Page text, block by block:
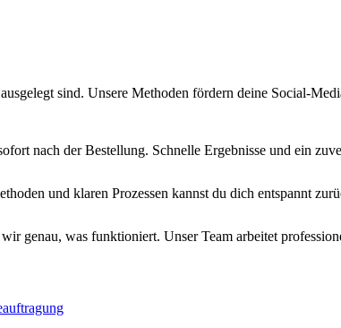
sind. Unsere Methoden fördern deine Social-
nach der Bestellung. Schnelle Ergebnisse und ein
und klaren Prozessen kannst du dich entspannt
genau, was funktioniert. Unser Team arbeitet